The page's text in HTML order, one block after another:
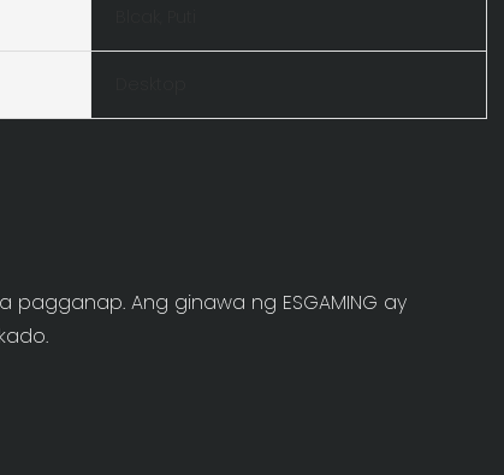
Ang ginawa ng ESGAMING ay